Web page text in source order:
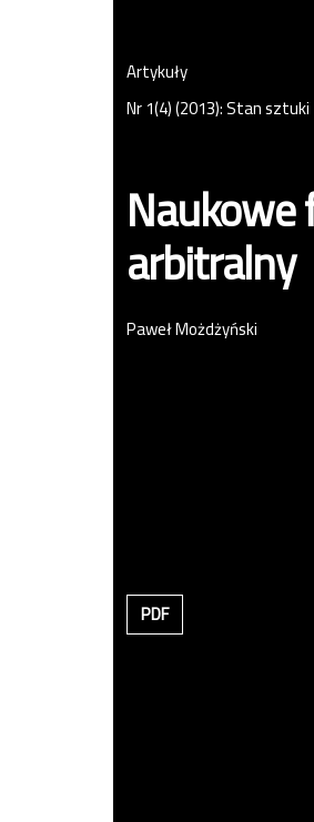
Artykuły
Nr 1(4) (2013): Stan sztuki
Naukowe
arbitralny
Paweł Możdżyński
PDF